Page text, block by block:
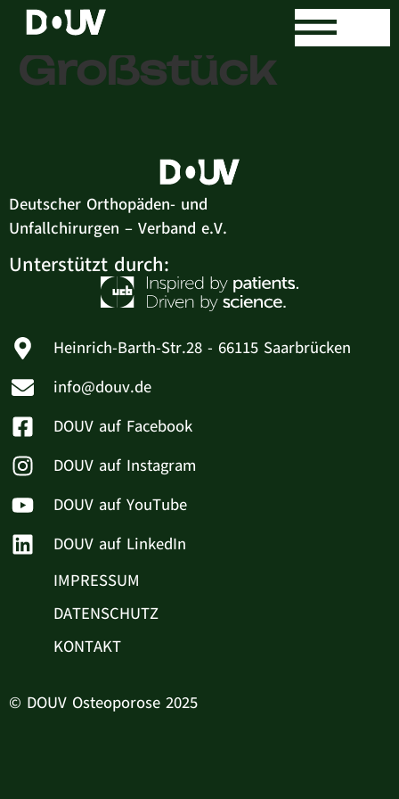
Dr. med. Ralf
Großstück
Deutscher Orthopäden- und
Unfallchirurgen – Verband e.V.
Unterstützt durch:
Heinrich-Barth-Str.28 - 66115 Saarbrücken
info@douv.de
DOUV auf Facebook
DOUV auf Instagram
DOUV auf YouTube
DOUV auf LinkedIn
IMPRESSUM
DATENSCHUTZ
KONTAKT
© DOUV Osteoporose 2025